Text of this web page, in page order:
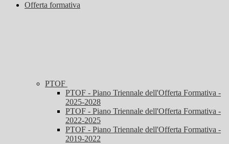
Offerta formativa
PTOF
PTOF - Piano Triennale dell'Offerta Formativa -
2025-2028
PTOF - Piano Triennale dell'Offerta Formativa -
2022-2025
PTOF - Piano Triennale dell'Offerta Formativa -
2019-2022